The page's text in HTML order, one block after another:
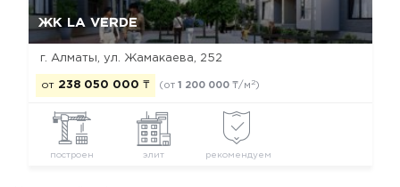
ЖК LA VERDE
г. Алматы, ул. Жамакаева, 252
от 238 050 000 ₸ (от 1 200 000 ₸/м 2)
построен элит рекомендуем
Да, удалить Отмена